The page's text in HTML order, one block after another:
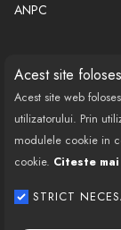
Acest site
Acest site web
utilizatorului. Prin
modulele cookie in
cookie. Citeste
STRICT
ANPC
CONTACT
Call Center: 0377
Program de lucru:
08:00 - 18:00
Email: